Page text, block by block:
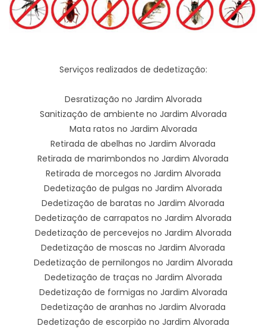
Serviços realizados de dedetização:
Desratização no Jardim Alvorada
Sanitização de ambiente no Jardim Alvorada
Mata ratos no Jardim Alvorada
Retirada de abelhas no Jardim Alvorada
Retirada de marimbondos no Jardim Alvorada
Retirada de morcegos no Jardim Alvorada
Dedetização de pulgas no Jardim Alvorada
Dedetização de baratas no Jardim Alvorada
Dedetização de carrapatos no Jardim Alvorada
Dedetização de percevejos no Jardim Alvorada
Dedetização de moscas no Jardim Alvorada
Dedetização de pernilongos no Jardim Alvorada
Dedetização de traças no Jardim Alvorada
Dedetização de formigas no Jardim Alvorada
Dedetização de aranhas no Jardim Alvorada
Dedetização de escorpião no Jardim Alvorada